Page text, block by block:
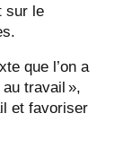
sur le
que l’on a
travail »,
et favoriser